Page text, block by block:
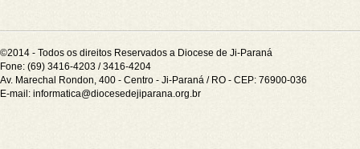
©2014 - Todos os direitos Reservados a Diocese de Ji-Paraná
Fone: (69) 3416-4203 / 3416-4204
Av. Marechal Rondon, 400 - Centro - Ji-Paraná / RO - CEP: 76900-036
E-mail: informatica@diocesedejiparana.org.br